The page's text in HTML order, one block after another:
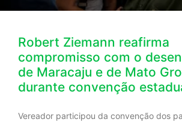
Robert Ziemann reafirma
compromisso com o
de Maracaju e de Mato
durante convenção
Vereador participou da convenção dos